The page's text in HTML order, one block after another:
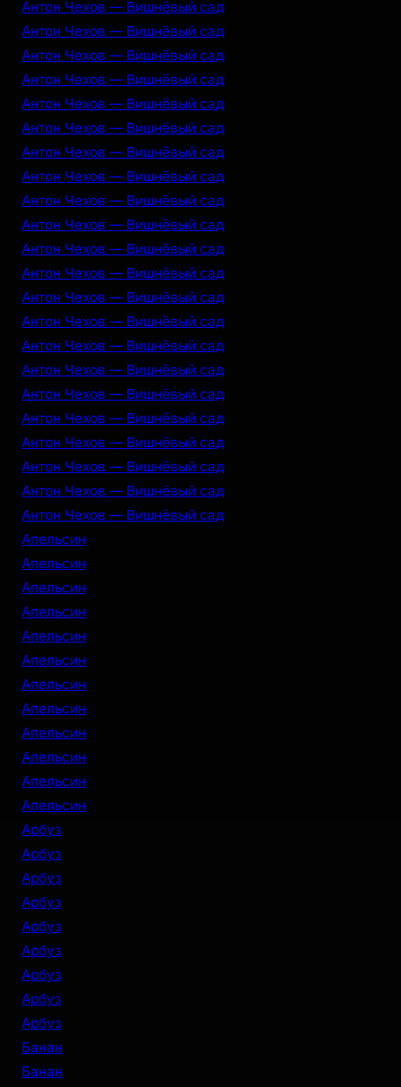
Антон Чехов — Вишнёвый сад
Антон Чехов — Вишнёвый сад
Антон Чехов — Вишнёвый сад
Антон Чехов — Вишнёвый сад
Антон Чехов — Вишнёвый сад
Антон Чехов — Вишнёвый сад
Антон Чехов — Вишнёвый сад
Антон Чехов — Вишнёвый сад
Антон Чехов — Вишнёвый сад
Антон Чехов — Вишнёвый сад
Антон Чехов — Вишнёвый сад
Антон Чехов — Вишнёвый сад
Антон Чехов — Вишнёвый сад
Антон Чехов — Вишнёвый сад
Антон Чехов — Вишнёвый сад
Антон Чехов — Вишнёвый сад
Антон Чехов — Вишнёвый сад
Антон Чехов — Вишнёвый сад
Антон Чехов — Вишнёвый сад
Антон Чехов — Вишнёвый сад
Антон Чехов — Вишнёвый сад
Антон Чехов — Вишнёвый сад
Апельсин
Апельсин
Апельсин
Апельсин
Апельсин
Апельсин
Апельсин
Апельсин
Апельсин
Апельсин
Апельсин
Апельсин
Арбуз
Арбуз
Арбуз
Арбуз
Арбуз
Арбуз
Арбуз
Арбуз
Арбуз
Банан
Банан